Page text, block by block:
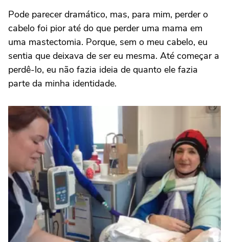
Pode parecer dramático, mas, para mim, perder o
cabelo foi pior até do que perder uma mama em
uma mastectomia. Porque, sem o meu cabelo, eu
sentia que deixava de ser eu mesma. Até começar a
perdê-lo, eu não fazia ideia de quanto ele fazia
parte da minha identidade.